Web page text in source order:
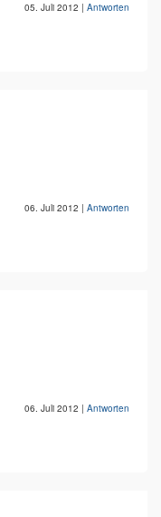
05. Juli 2012 | Antworten
06. Juli 2012 | Antworten
06. Juli 2012 | Antworten